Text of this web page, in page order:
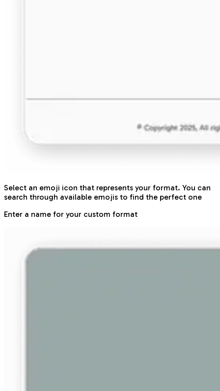
Select an emoji icon that represents your format. You can
search through available emojis to find the perfect one
Enter a name for your custom format